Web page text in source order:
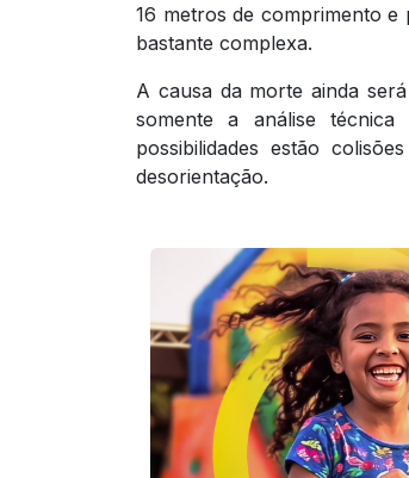
16 metros de comprimento
bastante complexa.
A causa da morte ainda
somente a análise
possibilidades estão
desorientação.